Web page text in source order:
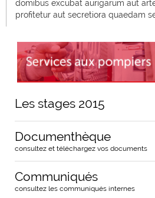
domibus excubat aurigarum aut
profitetur aut secretiora quaedam
Les stages 2015
Documenthèque
consultez et téléchargez vos documents
Communiqués
consultez les communiqués internes